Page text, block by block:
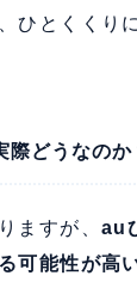
ひとくくり
際どうなのか
ますが、 au
可能性が高